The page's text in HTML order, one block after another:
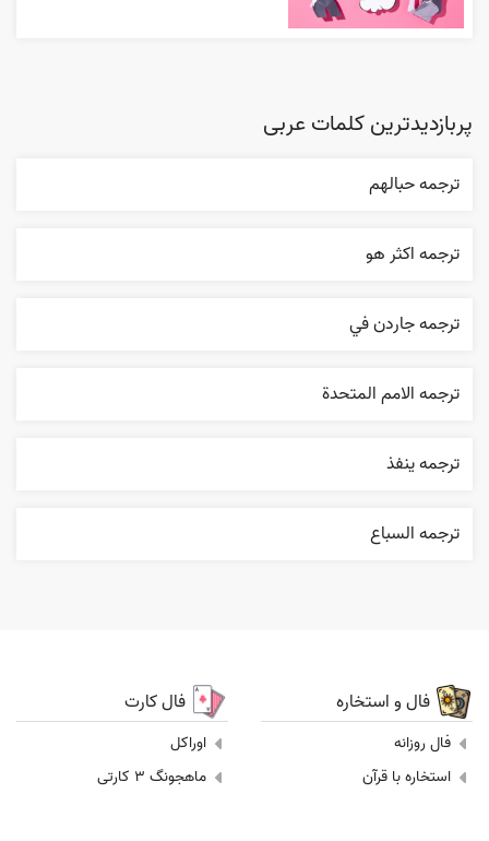
پربازدیدترین کلمات عربی
ترجمه حبالهم
ترجمه اکثر هو
ترجمه جاردن في
ترجمه الامم المتحدة
ترجمه ينفذ
ترجمه السباع
فال و استخاره
فال روزانه
استخاره با قرآن
فال کارت
اوراکل
ماهجونگ 3 کارتی